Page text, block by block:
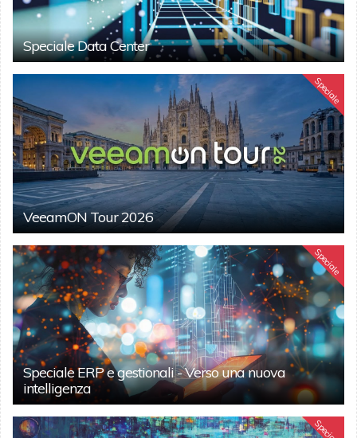
Speciale Data Center
Speciale
VeeamON Tour 2026
Speciale
Speciale ERP e gestionali - Verso una nuova
intelligenza